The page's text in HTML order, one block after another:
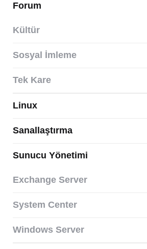
Forum
Kültür
Sosyal İmleme
Tek Kare
Linux
Sanallaştırma
Sunucu Yönetimi
Exchange Server
System Center
Windows Server